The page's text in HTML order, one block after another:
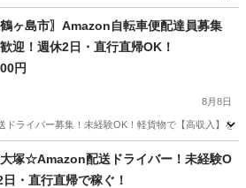
鶴ヶ島市〗Amazon自転車便配達員募集
迎！週休2日・直行直帰OK！
円
8月8日
ドライバー募集！未経験OK！軽貨物で【高収入】
ー塚☆Amazon配送ドライバー！未経験O
・直行直帰で稼ぐ！